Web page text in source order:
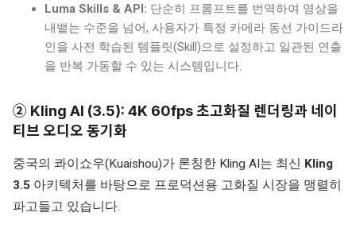
Luma Skills & API: 단순히 프롬프트를 번역하여 영상을
내뱉는 수준을 넘어, 사용자가 특정 카메라 동선 가이드라
인을 사전 학습된 템플릿(Skill)으로 설정하고 일관된 연출
을 반복 가동할 수 있는 시스템입니다.
② Kling AI (3.5): 4K 60fps 초고화질 렌더링과 네이
티브 오디오 동기화
중국의 콰이쇼우(Kuaishou)가 론칭한 Kling AI는 최신 Kling
3.5 아키텍처를 바탕으로 프로덕션용 고화질 시장을 맹렬히
파고들고 있습니다.